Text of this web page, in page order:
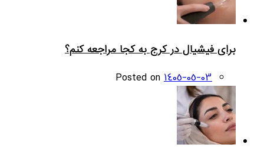
برای فیشیال در کرج به کجا مراجعه کنم؟
Posted on 1405-05-03